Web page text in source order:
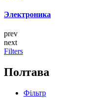
Электроника
prev
next
Filters
Полтава
Фільтр